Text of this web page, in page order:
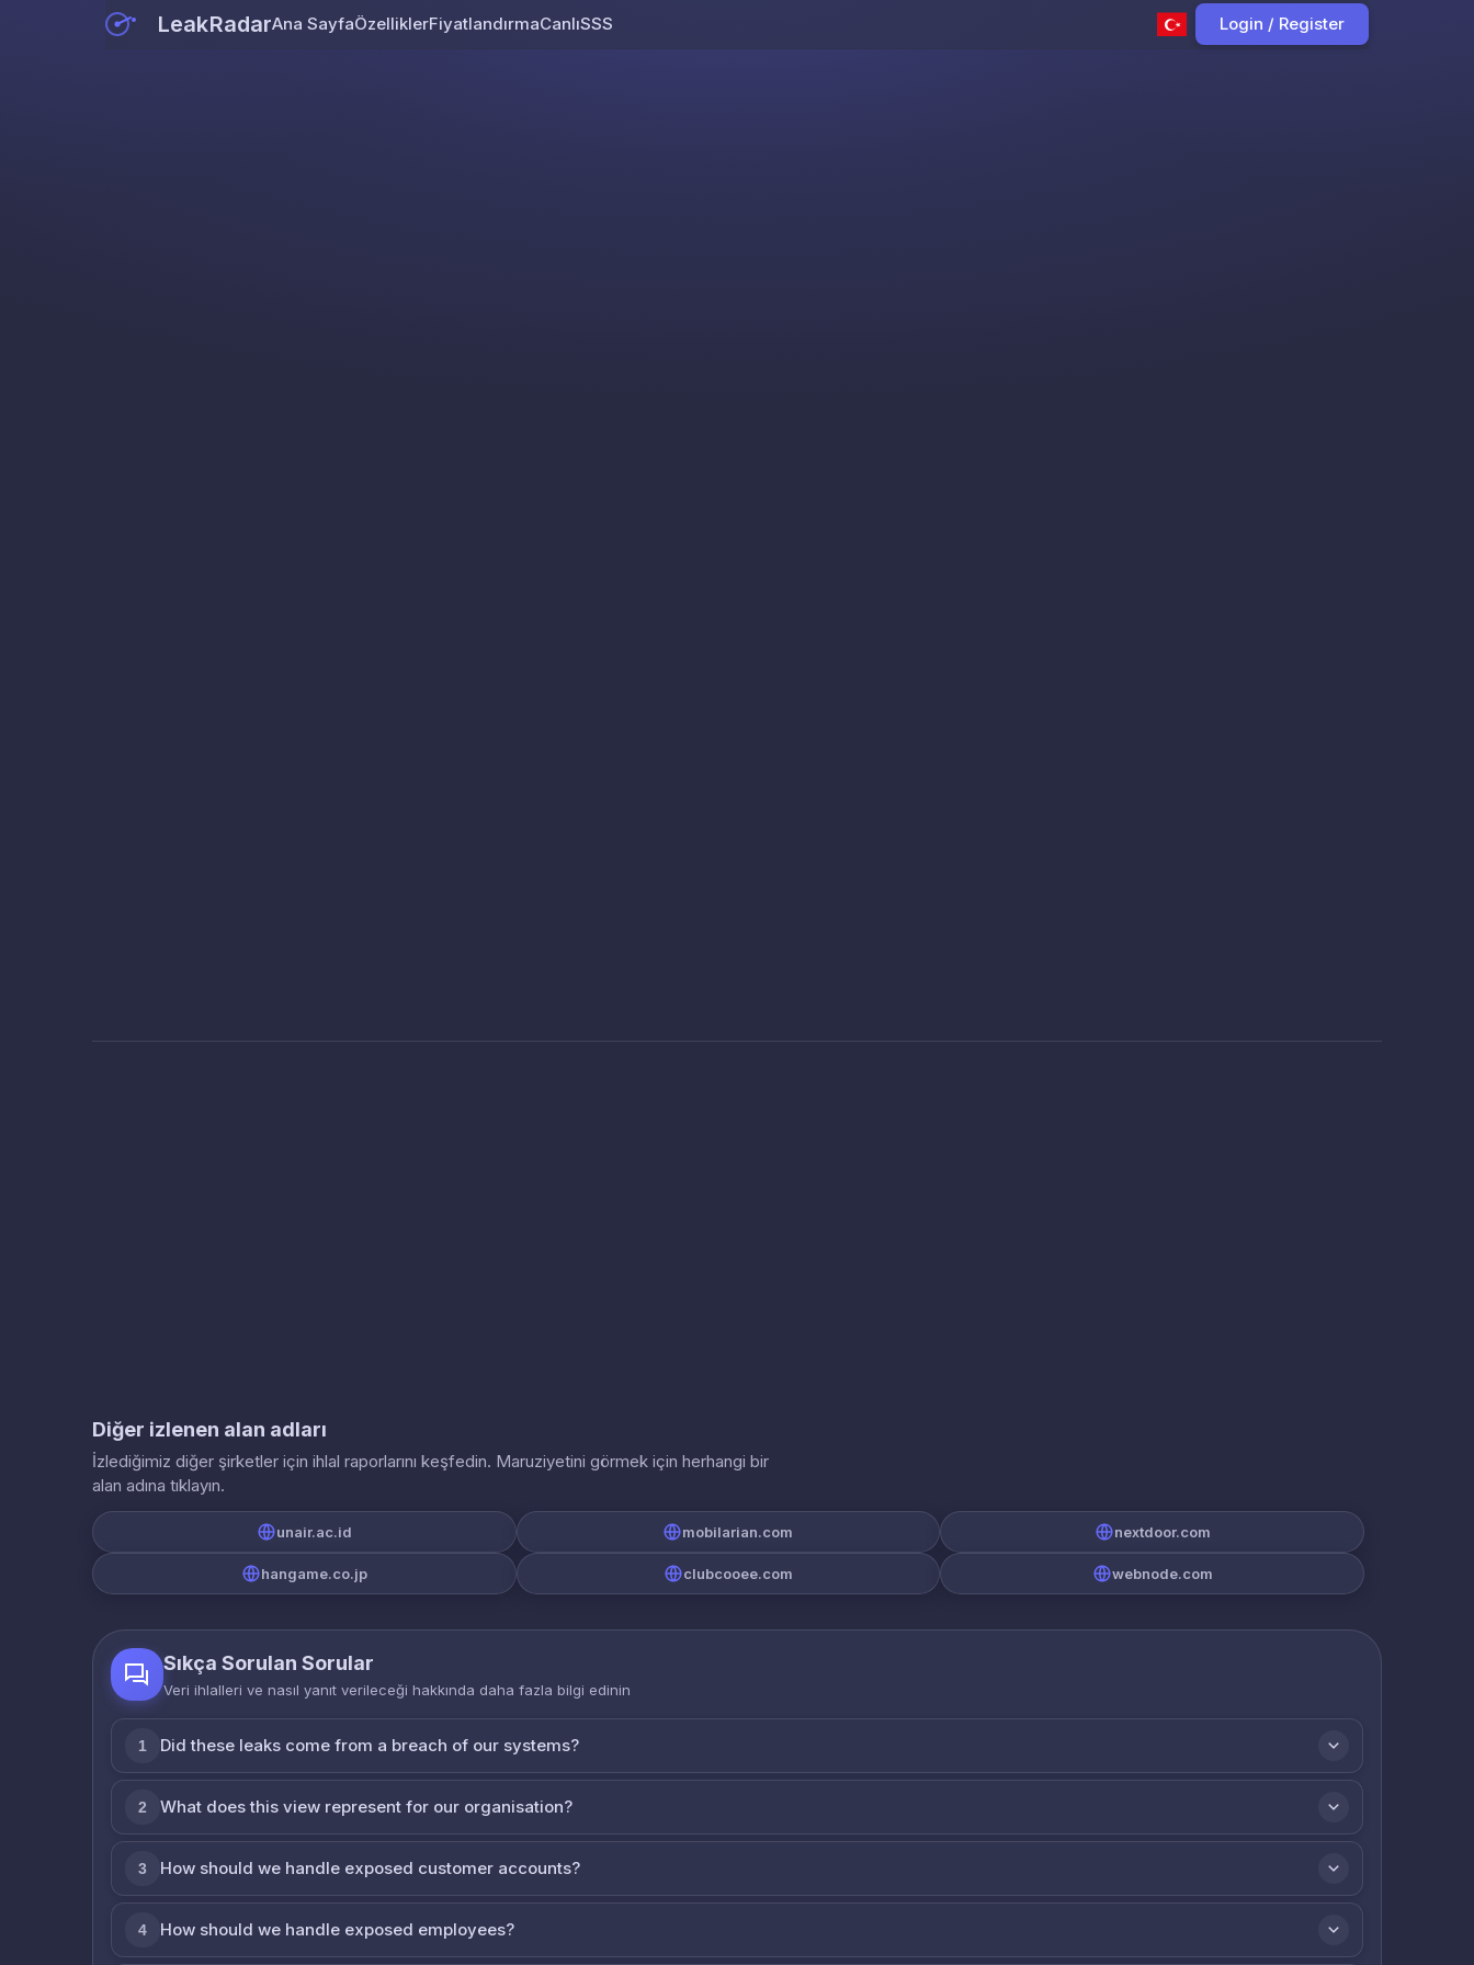
LeakRadarAna SayfaÖzelliklerFiyatlandırmaCanlıSSS Login / Register
Diğer izlenen alan adları
İzlediğimiz diğer şirketler için ihlal raporlarını keşfedin. Maruziyetini görmek için herhangi bir
alan adına tıklayın.
unair.ac.id mobilarian.com nextdoor.com
hangame.co.jp clubcooee.com webnode.com
Sıkça Sorulan Sorular
Veri ihlalleri ve nasıl yanıt verileceği hakkında daha fazla bilgi edinin
1 Did these leaks come from a breach of our systems?
2 What does this view represent for our organisation?
3 How should we handle exposed customer accounts?
4 How should we handle exposed employees?